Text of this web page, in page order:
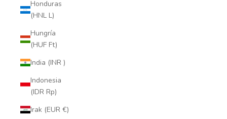
Honduras
(HNL L)
Hungría
(HUF Ft)
India (INR ₹)
Indonesia
(IDR Rp)
Irak (EUR €)